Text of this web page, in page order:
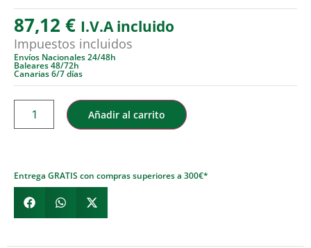
87,12 € I.V.A incluido
Impuestos incluidos
Envíos Nacionales 24/48h
Baleares 48/72h
Canarias 6/7 días
Añadir al carrito
Entrega GRATIS con compras superiores a 300€*